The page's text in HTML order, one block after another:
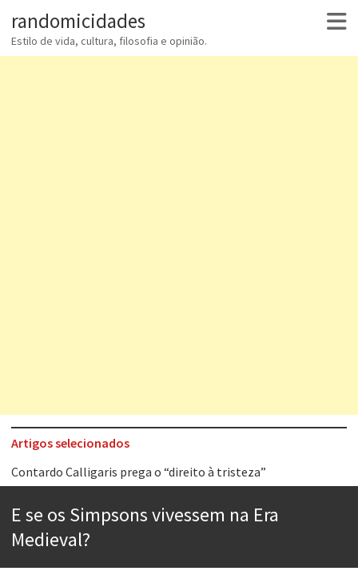
randomicidades
Estilo de vida, cultura, filosofia e opinião.
Artigos selecionados
Contardo Calligaris prega o “direito à tristeza”
Os causos de Jorge Luis Borges
E se os Simpsons vivessem na Era
Medieval?